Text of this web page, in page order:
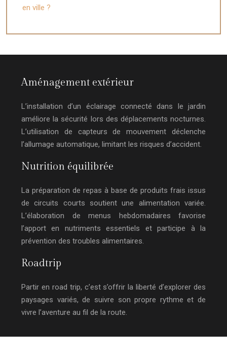
en ville ?
Aménagement extérieur
L’installation d’un éclairage connecté dans le jardin
améliore la sécurité lors des déplacements nocturnes.
L’utilisation de capteurs de mouvement déclenche
l’allumage automatique, limitant les risques d’accident.
Nutrition équilibrée
La préparation de repas à base de produits frais issus
de circuits courts soutient une alimentation variée.
L’élaboration de menus hebdomadaires favorise
l’apport en nutriments essentiels et participe à la
prévention des troubles alimentaires.
Roadtrip
Partir en road trip, c’est s’offrir la liberté d’explorer des
paysages variés, de suivre son propre rythme et de
vivre l’aventure au fil de la route.